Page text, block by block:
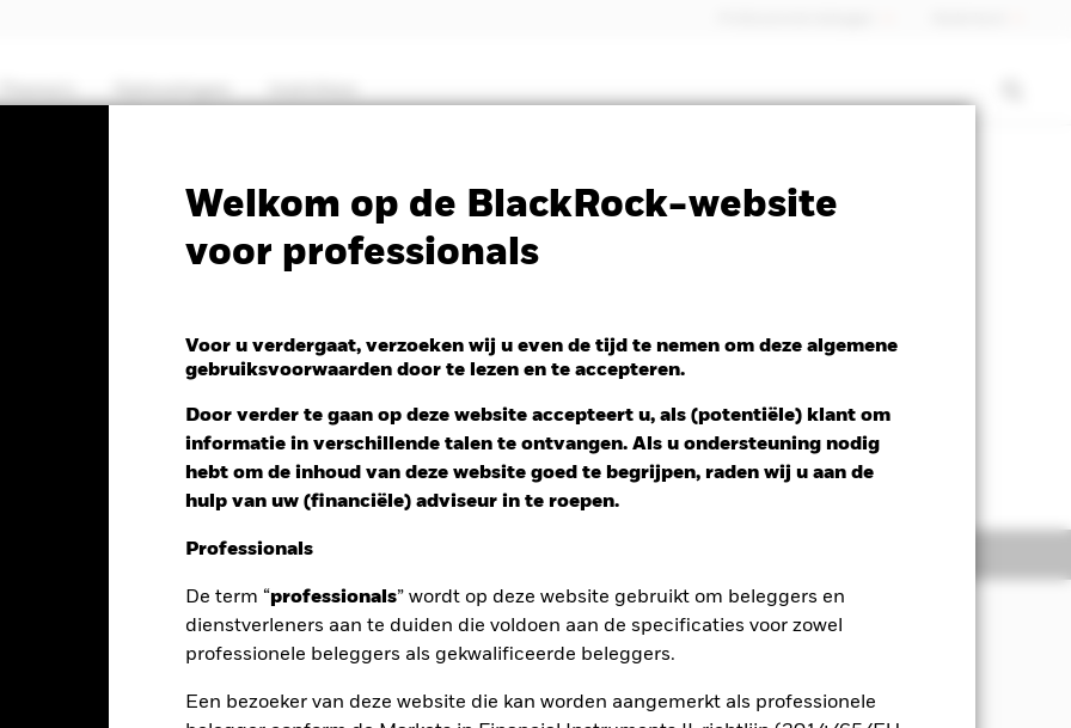
Welkom op de BlackRock-website
voor professionals
Voor u verdergaat, verzoeken wij u even de tijd te nemen om deze algemene
gebruiksvoorwaarden door te lezen en te accepteren.
Door verder te gaan op deze website accepteert u, als (potentiële) klant om
informatie in verschillende talen te ontvangen. Als u ondersteuning nodig
hebt om de inhoud van deze website goed te begrijpen, raden wij u aan de
hulp van uw (financiële) adviseur in te roepen.
Professionals
De term “professionals” wordt op deze website gebruikt om beleggers en
dienstverleners aan te duiden die voldoen aan de specificaties voor zowel
professionele beleggers als gekwalificeerde beleggers.
Een bezoeker van deze website die kan worden aangemerkt als professionele
PRIIP KID Factsheet Prospectus Download
Fund
NAV 1 dag per 06/aug/2026
-0,73 (-0,53%)
Kerngegevens